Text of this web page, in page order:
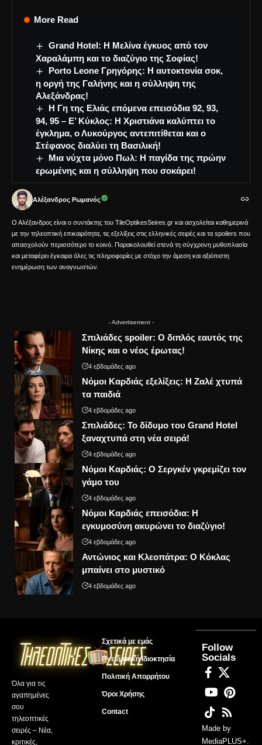
More Read
Grand Hotel: Η Μελίνα έγκυος από τον
Χαραλάμπη και το διαζύγιο της Σοφίας!
Porto Leone Γρηγόρης: Η αυτοκτονία σοκ,
η οργή της Γαλήνης και η σύλληψη της
Αλεξάνδρας!
Η Γη της Ελιάς επόμενα επεισόδια 92, 93,
94, 95 – Ε’ Κύκλος: Η Χριστιάνα καλύπτει το
έγκλημα, ο Λυκούργος αντεπιτίθεται και ο
Στέφανος διαλύει τη Βασιλική!
Μια νύχτα μόνο Πωλ: Η παγίδα της πρώην
ερωμένης και η σύλληψη που σοκάρει!
Αλέξανδρος Ρωμανός
Ο Αλέξανδρος είναι ο συντάκτης του TileOptikesSeires.gr και ασχολείται καθημερινά
με την τηλεοπτική επικαιρότητα, τις εξελίξεις στις ελληνικές σειρές και τα spoilers που
απασχολούν περισσότερο το κοινό. Παρακολουθεί στενά τη σύγχρονη μυθοπλασία
και μεταφέρει έγκαιρα όλες τις πληροφορίες με στόχο την άμεση και αξιόπιστη
ενημέρωση των αναγνωστών.
- Advertisement -
Σπιλιάδες spoiler: Ο διπλός εαυτός της
Νίκης και ο νέος έρωτας!
4 εβδομάδες ago
Νόμοι Καρδιάς εξελίξεις: Η Ζαλέ χτυπά
τα παιδιά
4 εβδομάδες ago
Σπιλιάδες: Το δίδυμο του Grand Hotel
ξαναχτυπά στη νέα σειρά!
4 εβδομάδες ago
Νόμοι Καρδιάς: Ο Σεργκέν γκρεμίζει τον
γάμο του
4 εβδομάδες ago
Νόμοι Καρδιάς επεισόδια: Η
εγκυμοσύνη ακυρώνει το διαζύγιο!
4 εβδομάδες ago
Αντώνιος και Κλεοπάτρα: Ο Κόκλας
μπαίνει στο μυστικό
4 εβδομάδες ago
Όλα για τις
αγαπημένες
σου
τηλεοπτικές
σειρές – Νέα,
κριτικές,
Σχετικά με εμάς
Πνευματική Ιδιοκτησία
Πολιτική Απορρήτου
Όροι Χρήσης
Contact
Follow
Socials
Made by
MediaPLUS+.